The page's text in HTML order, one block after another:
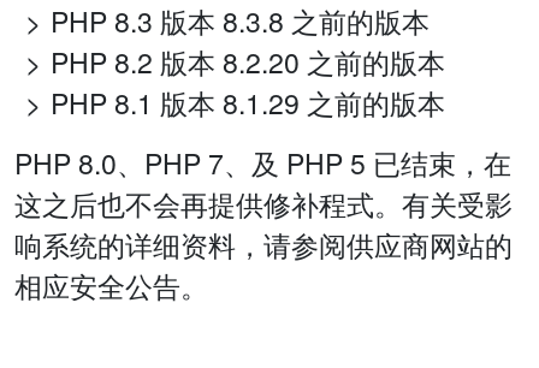
PHP 8.3 版本 8.3.8 之前的版本
PHP 8.2 版本 8.2.20 之前的版本
PHP 8.1 版本 8.1.29 之前的版本
PHP 8.0、PHP 7、及 PHP 5 已结束，在
这之后也不会再提供修补程式。有关受影
响系统的详细资料，请参阅供应商网站的
相应安全公告。